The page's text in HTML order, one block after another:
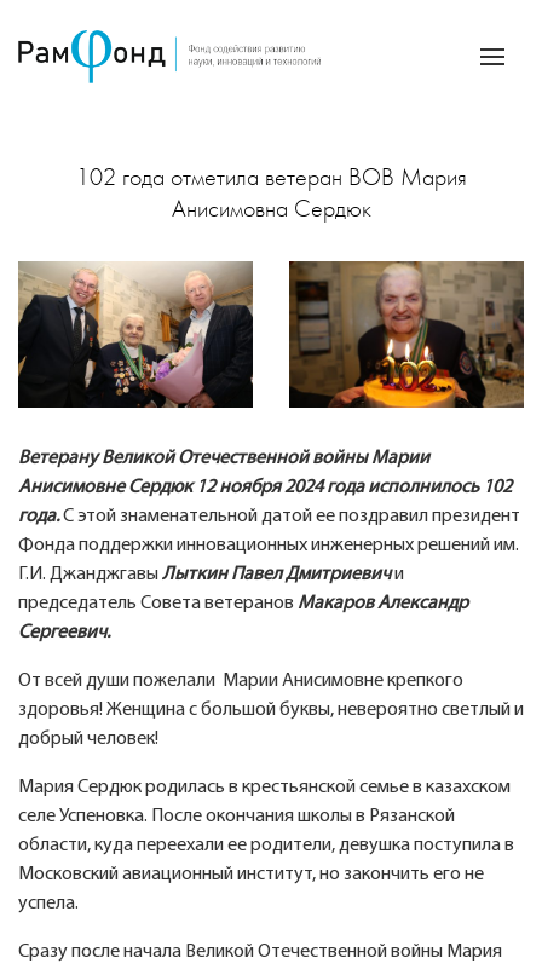
102 года отметила ветеран ВОВ Мария
Анисимовна Сердюк
Ветерану Великой Отечественной войны Марии
Анисимовне Сердюк 12 ноября 2024 года исполнилось 102
года.С этой знаменательной датой ее поздравил президент
Фонда поддержки инновационных инженерных решений им.
Г.И. ДжанджгавыЛыткин Павел Дмитриевичи
председатель Совета ветеранов Макаров Александр
Сергеевич.
От всей души пожелали Марии Анисимовне крепкого
здоровья! Женщина с большой буквы, невероятно светлый и
добрый человек!
Мария Сердюк родилась в крестьянской семье в казахском
селе Успеновка. После окончания школы в Рязанской
области, куда переехали ее родители, девушка поступила в
Московский авиационный институт, но закончить его не
успела.
Сразу после начала Великой Отечественной войны Мария